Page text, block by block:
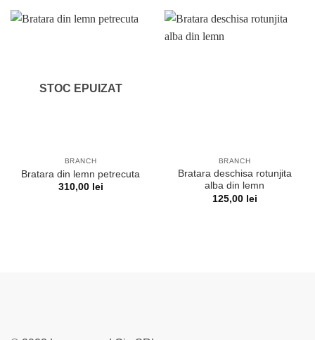
STOC EPUIZAT
BRANCH
Bratara din lemn petrecuta
310,00 lei
BRANCH
Bratara deschisa rotunjita
alba din lemn
125,00 lei